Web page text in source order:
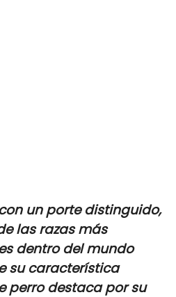
un porte distinguido,
las razas más
dentro del mundo
su característica
perro destaca por su